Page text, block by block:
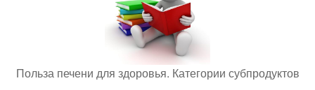
Польза печени для здоровья. Категории субпродуктов